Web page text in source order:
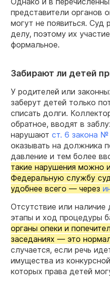
представители органов
могут не появиться. Суд
делу, поэтому их
формальное.
Забирают ли детей
У родителей или
заберут детей только
списать долги.
обратное, вводят в
нарушают ст. 6 закона
оказывать на должника
давление и тем более
такие нарушения можно
Федеральную службу
удобнее всего — через
Отсутствие или наличие
этапы и ход процедуры
органы опеки и
заседаниях — это
случается, если речь
имущества из
которых права детей